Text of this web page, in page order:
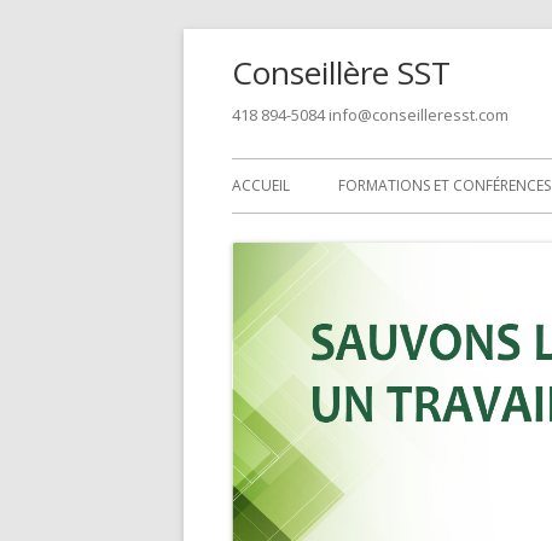
Conseillère SST
418 894-5084 info@conseilleresst.com
Menu
principal
ACCUEIL FORMATIONS ET CONFÉRENCES